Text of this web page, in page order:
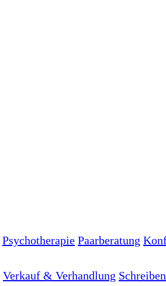
Psychotherapie Paarberatung
Verkauf & Verhandlung